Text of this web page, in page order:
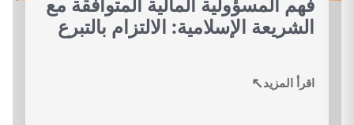
الشريعة الإسلامية: الالتزام بالتبرع
اقرأ المزيد↗